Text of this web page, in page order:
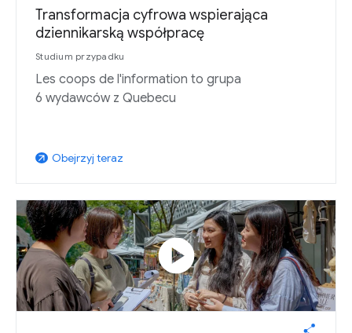
Transformacja cyfrowa wspierająca
dziennikarską współpracę
Studium przypadku
Les coops de l'information to grupa
6 wydawców z Quebecu
arrow_outward Obejrzyj teraz
play_circle